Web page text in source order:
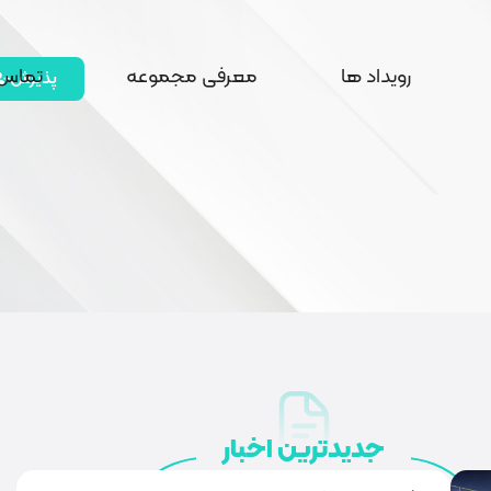
رویداد ها معرفی مجموعه پذیرش
جدیدترین اخبار